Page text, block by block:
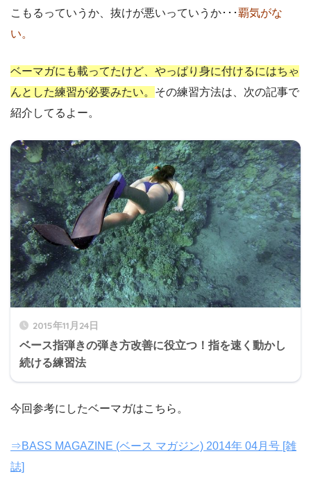
こもるっていうか、抜けが悪いっていうか･･･覇気がな
い。
ベーマガにも載ってたけど、やっぱり身に付けるにはちゃ
んとした練習が必要みたい。 その練習方法は、次の記事で
紹介してるよー。
2015年11月24日
ベース指弾きの弾き方改善に役立つ！指を速く動かし
続ける練習法
今回参考にしたベーマガはこちら。
⇒BASS MAGAZINE (ベース マガジン) 2014年 04月号 [雑
誌]